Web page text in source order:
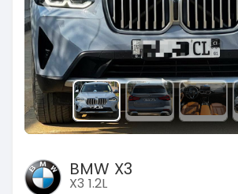
Previous
BMW X3
X3 1.2L